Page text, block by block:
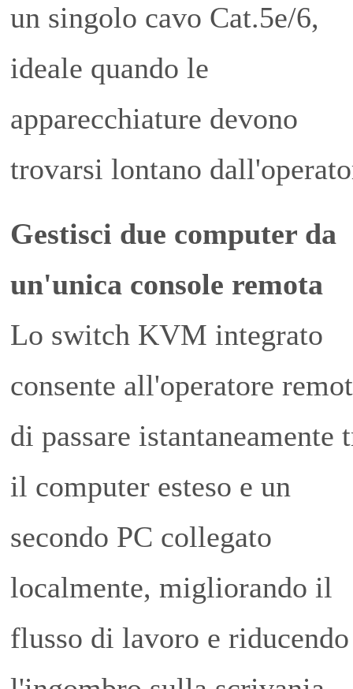
un singolo cavo Cat.5e/6,
ideale quando le
apparecchiature devono
trovarsi lontano
Gestisci due computer da
un'unica console remota
Lo switch KVM integrato
consente all'operatore
di passare istantaneamente
il computer esteso e un
secondo PC collegato
localmente, migliorando il
flusso di lavoro e riducendo